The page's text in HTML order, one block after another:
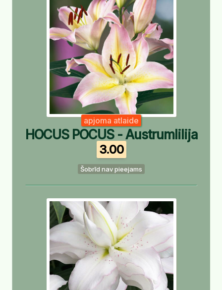
apjoma atlaide
HOCUS POCUS - Austrumlilija
3.00
Šobrīd nav pieejams